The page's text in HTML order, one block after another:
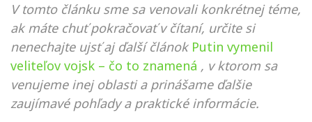
V tomto článku sme sa venovali konkrétnej téme,
ak máte chuť pokračovať v čítaní, určite si
nenechajte ujsť aj ďalší článok Putin vymenil
veliteľov vojsk – čo to znamená , v ktorom sa
venujeme inej oblasti a prinášame ďalšie
zaujímavé pohľady a praktické informácie.